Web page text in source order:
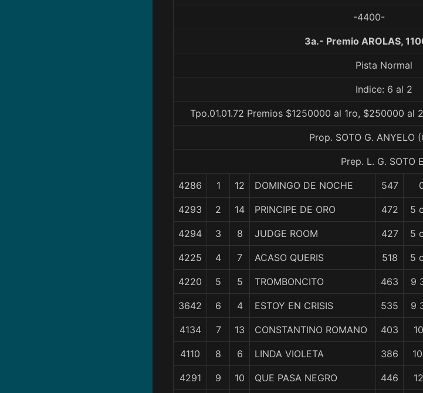
-4400-
3a.- Premio AROLAS,
Pista Normal
Indice: 6 al 2
Tpo.01.01.72 Premios $1250000 al 1ro, $250000
Prop. SOTO G. ANYELO
Prep. L. G. SOTO
4286 1 12 DOMINGO DE NOCHE 547
4293 2 14 PRINCIPE DE ORO 472 5
4294 3 8 JUDGE ROOM 427 5
4225 4 7 ACASO QUERIS 518 5
4220 5 5 TROMBONCITO 463 9
3642 6 4 ESTOY EN CRISIS 535 9
4134 7 13 CONSTANTINO ROMANO 403
4110 8 6 LINDA VIOLETA 386
4291 9 10 QUE PASA NEGRO 446